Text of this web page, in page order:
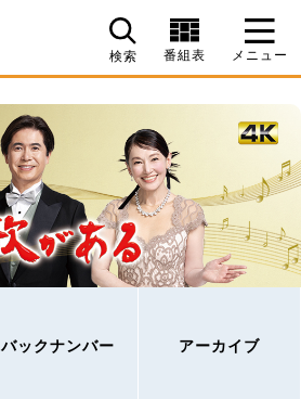
検索 番組表 メニュー
バックナンバー アーカイブ